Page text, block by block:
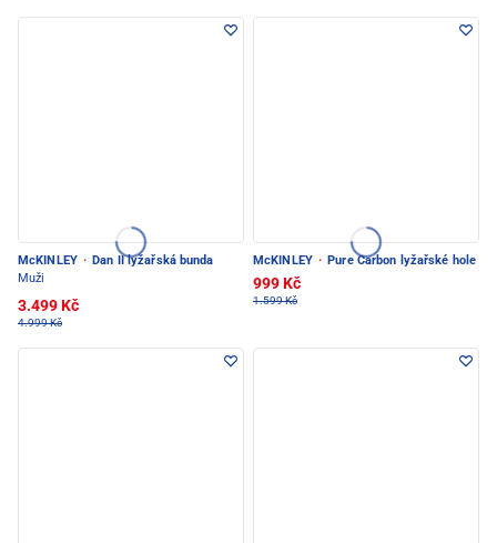
McKINLEY · Dan II lyžařská bunda
Muži
3.499 Kč
4.999 Kč
McKINLEY · Pure Carbon lyžařské hole
999 Kč
1.599 Kč